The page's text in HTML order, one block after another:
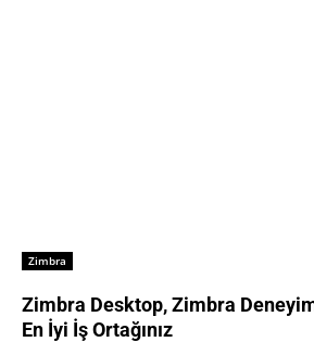
Zimbra
Zimbra Desktop, Zimbra
En İyi İş Ortağınız